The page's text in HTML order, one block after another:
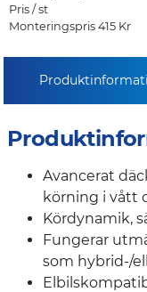
Pris / st
Monteringspris 415 Kr
Avancerat
körning i vått
Kördynamik,
Fungerar
som hybrid-/